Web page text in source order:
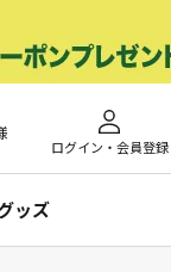
ログイン・会員登録
ッズ